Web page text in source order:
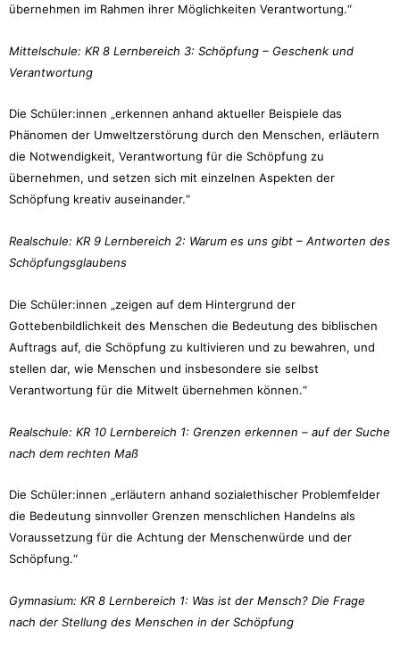
übernehmen im Rahmen ihrer Möglichkeiten Verantwortung.“
Mittelschule: KR 8 Lernbereich 3: Schöpfung – Geschenk und
Verantwortung
Die Schüler:innen „erkennen anhand aktueller Beispiele das
Phänomen der Umweltzerstörung durch den Menschen, erläutern
die Notwendigkeit, Verantwortung für die Schöpfung zu
übernehmen, und setzen sich mit einzelnen Aspekten der
Schöpfung kreativ auseinander.“
Realschule: KR 9 Lernbereich 2: Warum es uns gibt – Antworten des
Schöpfungsglaubens
Die Schüler:innen „zeigen auf dem Hintergrund der
Gottebenbildlichkeit des Menschen die Bedeutung des biblischen
Auftrags auf, die Schöpfung zu kultivieren und zu bewahren, und
stellen dar, wie Menschen und insbesondere sie selbst
Verantwortung für die Mitwelt übernehmen können.“
Realschule: KR 10 Lernbereich 1: Grenzen erkennen – auf der Suche
nach dem rechten Maß
Die Schüler:innen „erläutern anhand sozialethischer Problemfelder
die Bedeutung sinnvoller Grenzen menschlichen Handelns als
Voraussetzung für die Achtung der Menschenwürde und der
Schöpfung.“
Gymnasium: KR 8 Lernbereich 1: Was ist der Mensch? Die Frage
nach der Stellung des Menschen in der Schöpfung